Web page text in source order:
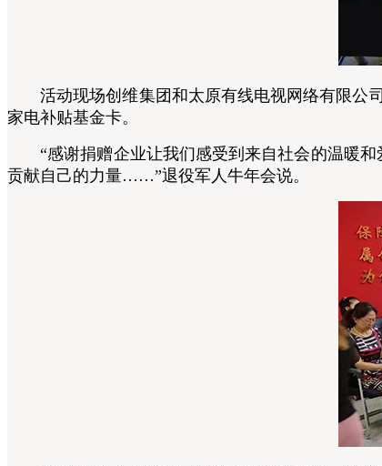
活动现场创维集团和太原有线电视网络有限公司
家电补贴基金卡。
“感谢捐赠企业让我们感受到来自社会的温暖和
贡献自己的力量……”退役军人牛年会说。